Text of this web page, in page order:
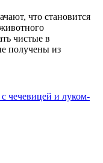
что становится
чистые в
получены из
чечевицей и луком-